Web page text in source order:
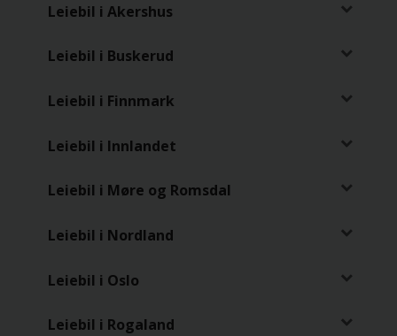
Leiebil i Akershus
Leiebil i Buskerud
Leiebil i Finnmark
Leiebil i Innlandet
Leiebil i Møre og Romsdal
Leiebil i Nordland
Leiebil i Oslo
Leiebil i Rogaland